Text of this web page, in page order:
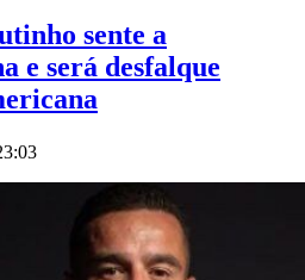
sente a
e será desfalque